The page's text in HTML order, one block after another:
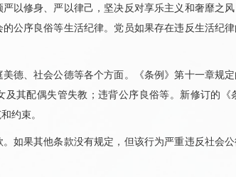
修身、严以律己，坚决反对享乐主义和奢靡之
公序良俗等生活纪律。党员如果存在违反生活纪
、社会公德等各个方面。《条例》第十一章规
及其配偶失管失教；违背公序良俗等。新修订的
约束。
果其他条款没有规定，但该行为严重违反社会